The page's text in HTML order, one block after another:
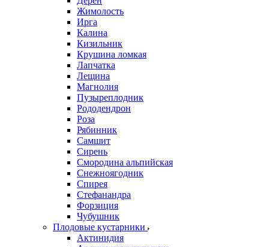
Жимолость
Ирга
Калина
Кизильник
Крушина ломкая
Лапчатка
Лещина
Магнолия
Пузыреплодник
Рододендрон
Роза
Рябинник
Самшит
Сирень
Смородина альпийская
Снежноягодник
Спирея
Стефанандра
Форзиция
Чубушник
Плодовые кустарники
Актинидия